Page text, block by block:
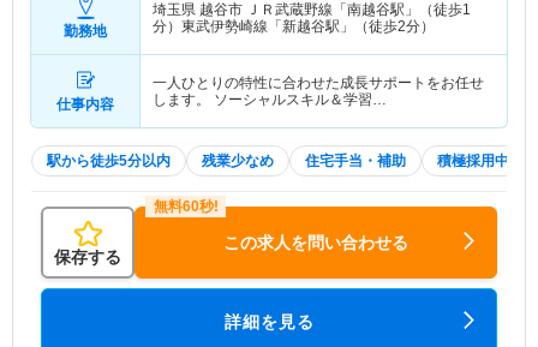
勤務地
埼玉県 越谷市 ＪＲ武蔵野線「南越谷駅」（徒歩1
分）東武伊勢崎線「新越谷駅」（徒歩2分）
仕事内容
一人ひとりの特性に合わせた成長サポートをお任せ
します。 ソーシャルスキル＆学習…
駅から徒歩5分以内 残業少なめ 住宅手当・補助 積極採用中
保存する
この求人を問い合わせる
詳細を見る